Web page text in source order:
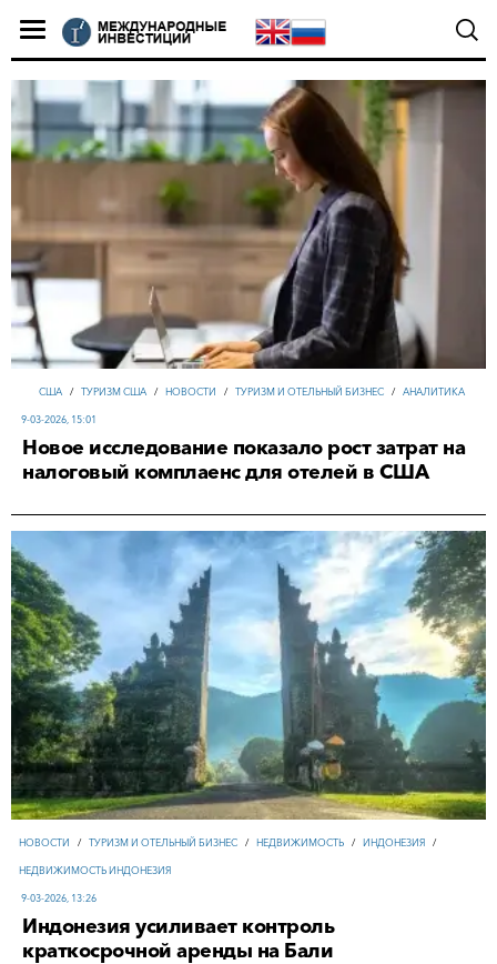
США / ТУРИЗМ США / НОВОСТИ / ТУРИЗМ И ОТЕЛЬНЫЙ БИЗНЕС / АНАЛИТИКА
9-03-2026, 15:01
Новое исследование показало рост затрат на
налоговый комплаенс для отелей в США
НОВОСТИ / ТУРИЗМ И ОТЕЛЬНЫЙ БИЗНЕС / НЕДВИЖИМОСТЬ / ИНДОНЕЗИЯ /
НЕДВИЖИМОСТЬ ИНДОНЕЗИЯ
9-03-2026, 13:26
Индонезия усиливает контроль
краткосрочной аренды на Бали